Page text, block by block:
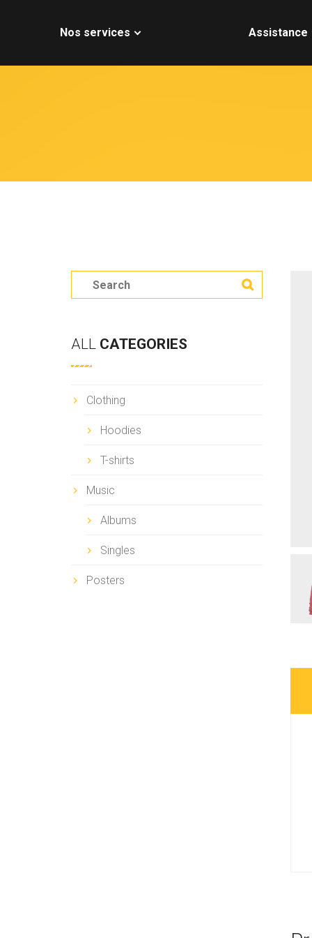
Nos services Assistance
e
r
c
ALL CATEGORIES
Clothing
Hoodies
T-shirts
Music
Albums
Singles
Posters